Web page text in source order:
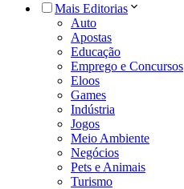
Mais Editorias
Auto
Apostas
Educação
Emprego e Concursos
Eloos
Games
Indústria
Jogos
Meio Ambiente
Negócios
Pets e Animais
Turismo